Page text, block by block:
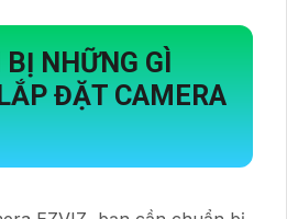
NHỮNG GÌ
ĐẶT CAMERA